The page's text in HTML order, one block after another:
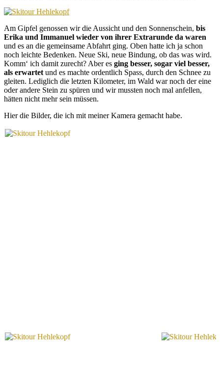
Am Gipfel genossen wir die Aussicht und den Sonnenschein, bis
Erika und Immanuel wieder von ihrer Extrarunde da waren
und es an die gemeinsame Abfahrt ging. Oben hatte ich ja schon
noch leichte Bedenken. Neue Ski, neue Bindung, ob das was wird.
Komm‘ ich damit zurecht? Aber es ging besser, sogar viel besser,
als erwartet und es machte ordentlich Spass, durch den Schnee zu
gleiten. Lediglich die letzten Kilometer, im Wald war noch der eine
oder andere Stein zu spüren und wir mussten noch mal anfellen,
hätten nicht mehr sein müssen.
Hier die Bilder, die ich mit meiner Kamera gemacht habe.